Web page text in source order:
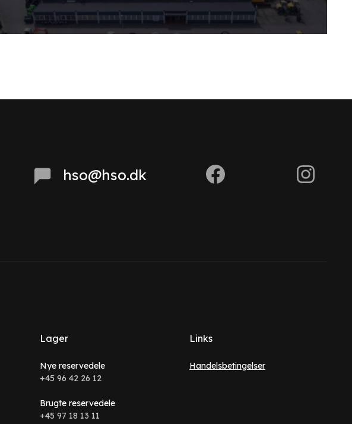
hso@hso.dk
Lager
Nye reservedele
+45 96 42 26 12
Brugte reservedele
+45 97 18 13 11
Links
Handelsbetingelser